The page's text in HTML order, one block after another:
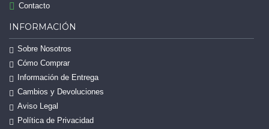
Contacto
INFORMACIÓN
Sobre Nosotros
Cómo Comprar
Información de Entrega
Cambios y Devoluciones
Aviso Legal
Política de Privacidad